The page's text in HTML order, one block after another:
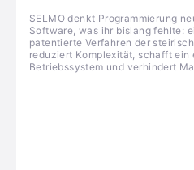
SELMO denkt Programmierung
Software, was ihr bislang fehlte:
patentierte Verfahren der
reduziert Komplexität, schafft ein
Betriebssystem und verhindert